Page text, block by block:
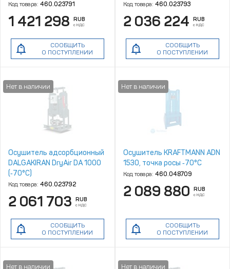
Код товара: 460.023791
1 421 298 RUB
с НДС
СООБЩИТЬ
О ПОСТУПЛЕНИИ
Код товара: 460.023793
2 036 224 RUB
с НДС
СООБЩИТЬ
О ПОСТУПЛЕНИИ
Осушитель адсорбционный
DALGAKIRAN DryAir DA 1000
(‑70°C)
Код товара: 460.023792
2 061 703 RUB
с НДС
СООБЩИТЬ
О ПОСТУПЛЕНИИ
Осушитель KRAFTMANN ADN
1530, точка росы ‑70°С
Код товара: 460.048709
2 089 880 RUB
с НДС
СООБЩИТЬ
О ПОСТУПЛЕНИИ